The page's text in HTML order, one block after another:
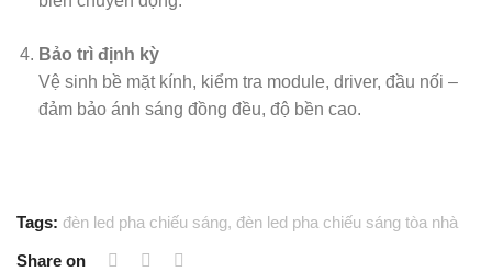
Bảo trì định kỳ
Vệ sinh bề mặt kính, kiểm tra module, driver, đầu nối –
đảm bảo ánh sáng đồng đều, độ bền cao.
Tags: đèn led pha chiếu sáng, đèn led pha chiếu sáng tòa nhà
Share on